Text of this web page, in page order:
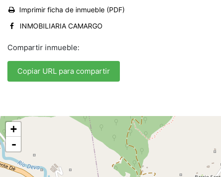
Imprimir ficha de inmueble (PDF)
INMOBILIARIA CAMARGO
Compartir inmueble:
Copiar URL para compartir
+
-